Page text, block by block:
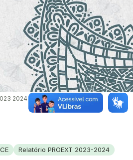
2024
Relatório PROEXT 2023-2024